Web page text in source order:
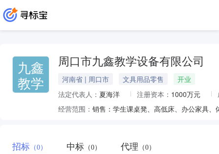
九鑫
教学
周口市九鑫教学设备有限公司
河南省 | 周口市 文具用品零售
开业
法定代表人： 夏海洋 注册资本： 1000万元
经营范围：
招标 （0） 中标 （0） 代理 （0）